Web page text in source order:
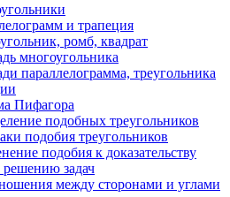
и трапеция
ромб, квадрат
многоугольника
параллелограмма, треугольника
Пифагора
подобных треугольников
подобия треугольников
подобия к доказательству
решению задач
между сторонами и углами